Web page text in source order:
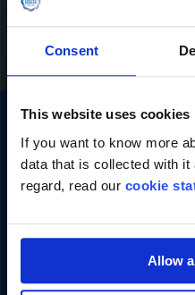
Consent
This website uses cookies
If you want to know more
data that is collected with
regard, read our cookie
Allow
Kontaktdetails
info@lekkerkerker.nl